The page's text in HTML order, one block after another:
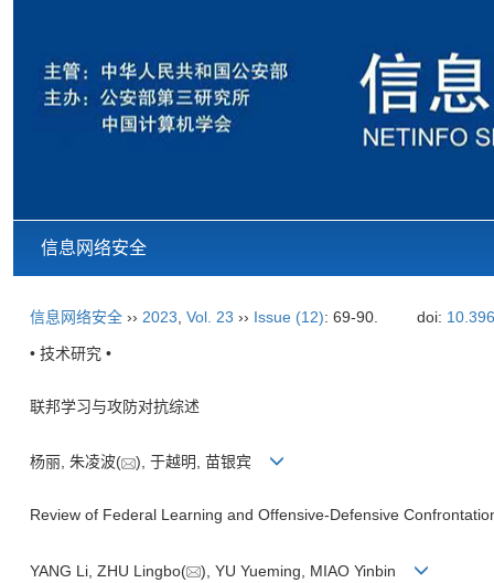
信息网络安全
信息网络安全 ›› 2023 Vol. 23 ›› Issue (12): 69-90. doi:
• 技术研究 •
联邦学习与攻防对抗综述
杨丽, 朱凌波( ), 于越明, 苗银宾
Review of Federal Learning and Offensive-Defensive
YANG Li, ZHU Lingbo( ), YU Yueming, MIAO Yinbin